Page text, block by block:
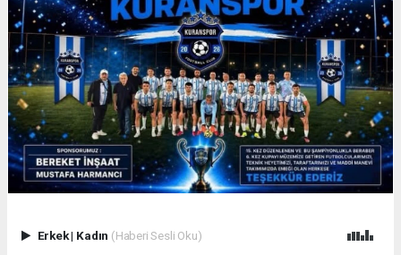
Erkek| Kadın (Haberi Sesli Oku)